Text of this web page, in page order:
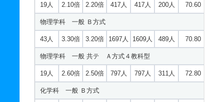
19人 2.10倍 2.20倍 417人 417人 200人 70.60
物理学科 一般 Ｂ方式
43人 3.30倍 3.20倍 1697人 1609人 489人 70.80
物理学科 一般 共テ Ａ方式４教科型
19人 2.60倍 2.50倍 797人 797人 311人 72.80
化学科 一般 Ｂ方式